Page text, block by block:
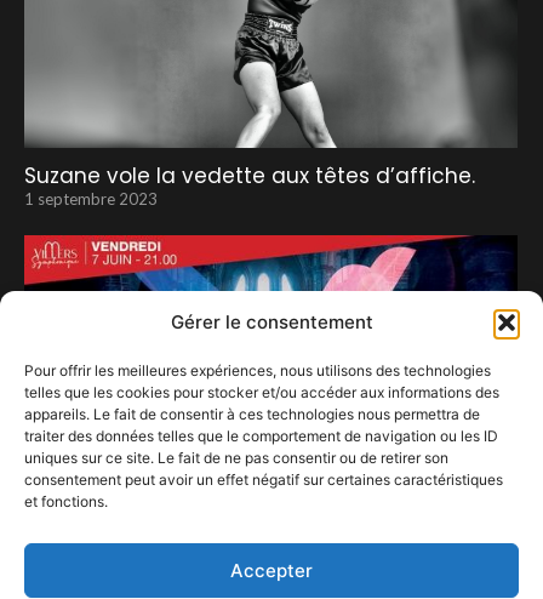
Gérer le consentement
Pour offrir les meilleures expériences, nous utilisons des technologies
telles que les cookies pour stocker et/ou accéder aux informations des
appareils. Le fait de consentir à ces technologies nous permettra de
traiter des données telles que le comportement de navigation ou les ID
uniques sur ce site. Le fait de ne pas consentir ou de retirer son
consentement peut avoir un effet négatif sur certaines caractéristiques
et fonctions.
Accepter
Suzane vole la vedette aux têtes d’affiche.
1 septembre 2023
28 décembre 2023